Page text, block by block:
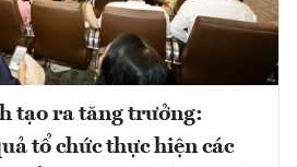
tạo ra tăng trưởng:
tổ chức thực hiện các